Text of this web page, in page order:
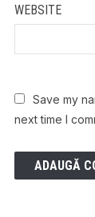
WEBSITE
Save my
next time I